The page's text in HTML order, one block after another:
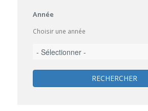
Année
Choisir une année
RECHERCHER